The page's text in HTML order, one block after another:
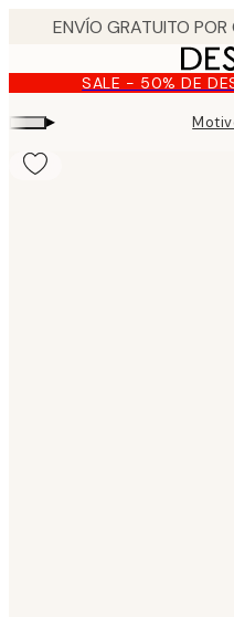
content.SALE - 50% DE
▸